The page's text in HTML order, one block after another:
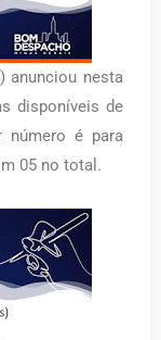
anunciou nesta
disponíveis de
número é para
05 no total.